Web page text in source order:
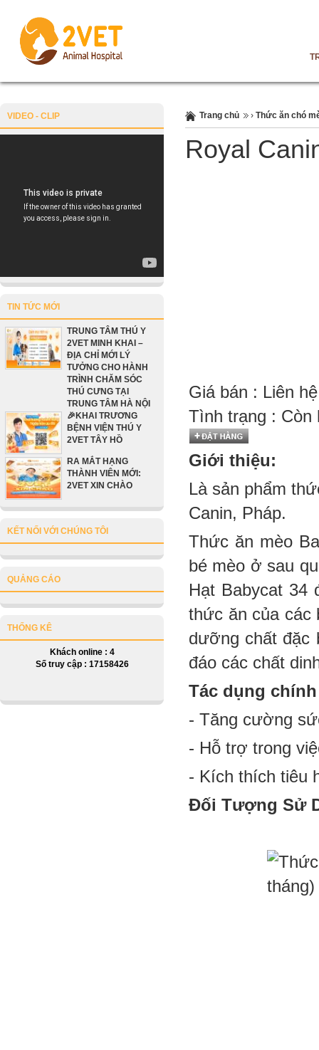
VIDEO - CLIP
TIN TỨC MỚI
TRUNG TÂM THÚ Y
2VET MINH KHAI –
ĐỊA CHỈ MỚI LÝ
TƯỞNG CHO HÀNH
TRÌNH CHĂM SÓC
THÚ CƯNG TẠI
TRUNG TÂM HÀ NỘI
🎉KHAI TRƯƠNG
BỆNH VIỆN THÚ Y
2VET TÂY HỒ
RA MẮT HẠNG
THÀNH VIÊN MỚI:
2VET XIN CHÀO
KẾT NỐI VỚI CHÚNG TÔI
QUẢNG CÁO
THỐNG KÊ
Khách online : 4
Số truy cập : 17158426
Trang chủ › Thức ăn chó
Royal
Giá bán : Liên hệ
Tình trạng : Còn
Giới thiệu:
Là sản phẩm
Canin, Pháp.
Thức ăn mèo
bé mèo ở sau
Hạt Babycat 34
thức ăn của các
dưỡng chất đặc
đáo các chất
Tác dụng
- Tăng cường
- Hỗ trợ trong
- Kích thích tiêu
Đối Tượng Sử